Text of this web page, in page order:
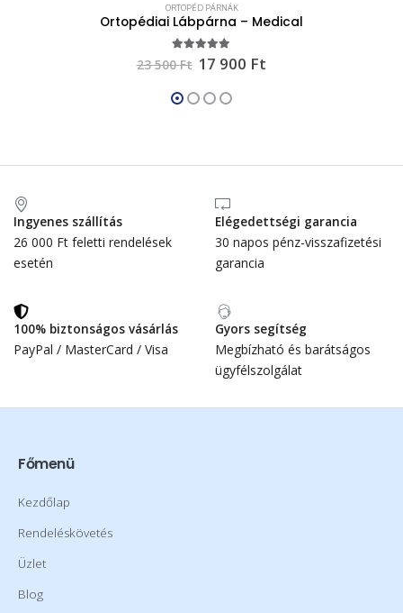
ORTOPÉD PÁRNÁK
Ortopédiai Lábpárna – Medical
out of 5
23 500Ft 17 900 Ft
Ingyenes szállítás
26 000 Ft feletti rendelések
esetén
Elégedettségi garancia
30 napos pénz-visszafizetési
garancia
100% biztonságos vásárlás
PayPal / MasterCard / Visa
Gyors segítség
Megbízható és barátságos
ügyfélszolgálat
Főmenü
Kezdőlap
Rendeléskövetés
Üzlet
Blog